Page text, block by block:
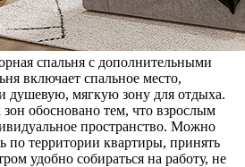
спальня с дополнительными
включает спальное место,
душевую, мягкую зону для отдыха.
обосновано тем, что взрослым
пространство. Можно
по территории квартиры, принять
удобно собираться на работу, не